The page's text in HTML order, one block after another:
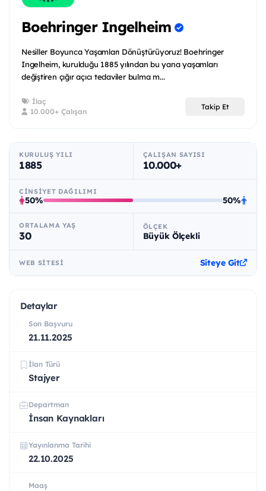
Boehringer Ingelheim
Nesiller Boyunca Yaşamları Dönüştürüyoruz! Boehringer
Ingelheim, kurulduğu 1885 yılından bu yana yaşamları
değiştiren çığır açıcı tedaviler bulma m...
İlaç
10.000+ Çalışan
Takip Et
KURULUŞ YILI
1885
ÇALIŞAN SAYISI
10.000+
CINSIYET DAĞILIMI
50% 50%
ORTALAMA YAŞ
30
ÖLÇEK
Büyük Ölçekli
WEB SITESI Siteye Git
Detaylar
Son Başvuru
21.11.2025
İlan Türü
Stajyer
Departman
İnsan Kaynakları
Yayınlanma Tarihi
22.10.2025
Maaş